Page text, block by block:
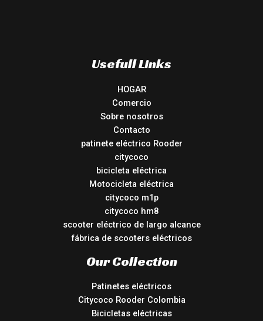
Usefull Links
HOGAR
Comercio
Sobre nosotros
Contacto
patinete eléctrico Rooder
citycoco
bicicleta eléctrica
Motocicleta eléctrica
citycoco m1p
citycoco hm8
scooter eléctrico de largo alcance
fábrica de scooters eléctricos
Our Collection
Patinetes eléctricos
Citycoco Rooder Colombia
Bicicletas eléctricas